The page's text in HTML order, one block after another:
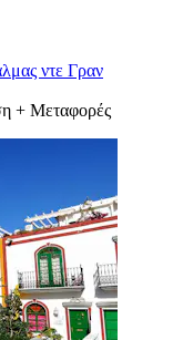
ντε Γραν
+ Μεταφορές